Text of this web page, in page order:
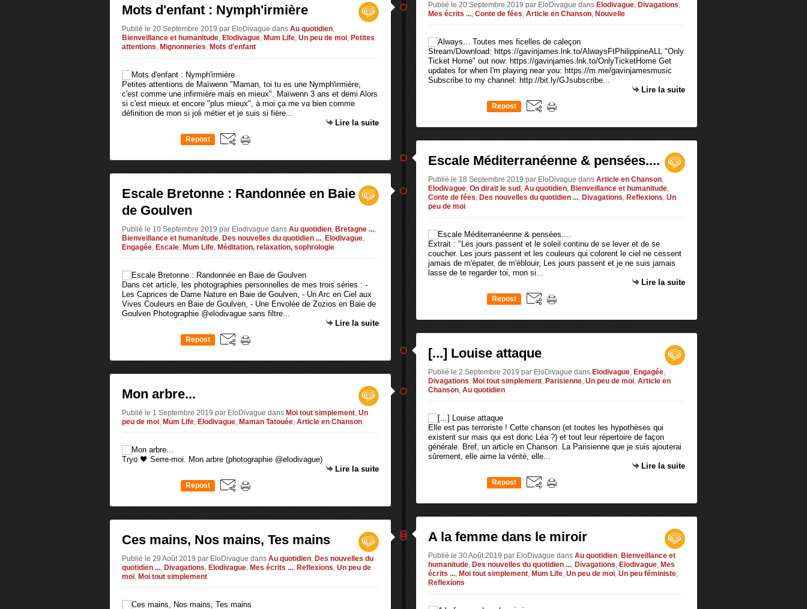
Mots d'enfant : Nymph'irmière
Publié le 20 Septembre 2019 par EloDivague dans Au quotidien,
Bienveillance et humanitude, Elodivague, Mum Life, Un peu de moi, Petites
attentions, Mignonneries, Mots d'enfant
Petites attentions de Maïwenn "Maman, toi tu es une Nymph'irmière,
c'est comme une infirmière mais en mieux". Maïwenn 3 ans et demi Alors
si c'est mieux et encore "plus mieux", à moi ça me va bien comme
définition de mon si joli métier et je suis si fière...
Lire la suite
Repost
Escale Bretonne : Randonnée en Baie
de Goulven
Publié le 10 Septembre 2019 par Elodivague dans Au quotidien, Bretagne ...,
Bienveillance et humanitude, Des nouvelles du quotidien ..., Elodivague,
Engagée, Escale, Mum Life, Méditation, relaxation, sophrologie
Dans cet article, les photographies personnelles de mes trois séries : -
Les Caprices de Dame Nature en Baie de Goulven, - Un Arc en Ciel aux
Vives Couleurs en Baie de Goulven, - Une Envolée de Zozios en Baie de
Goulven Photographie @elodivague sans filtre...
Lire la suite
Repost
Mon arbre...
Publié le 1 Septembre 2019 par EloDivague dans Moi tout simplement, Un
peu de moi, Mum Life, Elodivague, Maman Tatouée, Article en Chanson
Tryo 🖤 Serre-moi. Mon arbre (photographie @elodivague)
Lire la suite
Repost
Ces mains, Nos mains, Tes mains
Publié le 29 Août 2019 par EloDivague dans Au quotidien, Des nouvelles du
quotidien ..., Divagations, Elodivague, Mes écrits ..., Reflexions, Un peu de
moi, Moi tout simplement
Publié le 20 Septembre 2019 par EloDivague dans Elodivague, Divagations,
Mes écrits ..., Conte de fées, Article en Chanson, Nouvelle
Stream/Download: https://gavinjames.lnk.to/AlwaysFtPhilippineALL "Only
Ticket Home" out now: https://gavinjames.lnk.to/OnlyTicketHome Get
updates for when I'm playing near you: https://m.me/gavinjamesmusic
Subscribe to my channel: http://bit.ly/GJsubscribe...
Lire la suite
Repost
Escale Méditerranéenne & pensées....
Publié le 18 Septembre 2019 par EloDivague dans Article en Chanson,
Elodivague, On dirait le sud , Au quotidien, Bienveillance et humanitude,
Conte de fées, Des nouvelles du quotidien ..., Divagations, Reflexions, Un
peu de moi
Extrait : "Les jours passent et le soleil continu de se lever et de se
coucher. Les jours passent et les couleurs qui colorent le ciel ne cessent
jamais de m'épater, de m'éblouir, Les jours passent et je ne suis jamais
lasse de te regarder toi, mon si...
Lire la suite
Repost
[...] Louise attaque
Publié le 2 Septembre 2019 par EloDivague dans Elodivague, Engagée,
Divagations, Moi tout simplement, Parisienne, Un peu de moi, Article en
Chanson, Au quotidien
Elle est pas terroriste ! Cette chanson (et toutes les hypothèses qui
existent sur mais qui est donc Léa ?) et tout leur répertoire de façon
générale. Bref, un article en Chanson. La Parisienne que je suis ajouterai
sûrement, elle aime la vérité, elle...
Lire la suite
Repost
A la femme dans le miroir
Publié le 30 Août 2019 par EloDivague dans Au quotidien, Bienveillance et
humanitude, Des nouvelles du quotidien ..., Divagations, Elodivague, Mes
écrits ..., Moi tout simplement, Mum Life, Un peu de moi, Un peu féministe,
Reflexions